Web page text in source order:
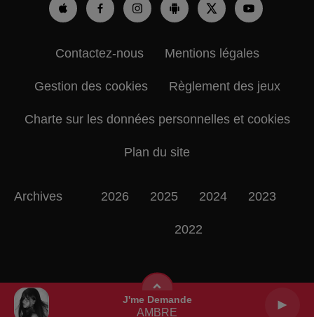
J'me Demande
AMBRE
Contactez-nous Mentions légales
Gestion des cookies Règlement des jeux
Charte sur les données personnelles et cookies
Plan du site
Archives 2026 2025 2024 2023
2022